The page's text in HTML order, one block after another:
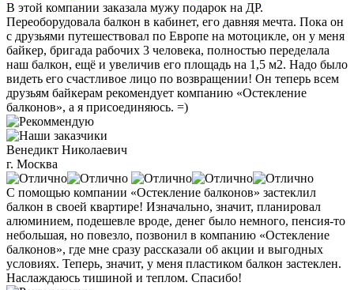
В этой компании заказала мужу подарок на ДР.
Переоборудовала балкон в кабинет, его давняя мечта. Пока он
с друзьями путешествовал по Европе на мотоцикле, он у меня
байкер, бригада рабочих 3 человека, полностью переделала
наш балкон, ещё и увеличив его площадь на 1,5 м2. Надо было
видеть его счастливое лицо по возвращении! Он теперь всем
друзьям байкерам рекомендует компанию «Остекление
балконов», а я присоединяюсь. =)
Венедикт Николаевич
г. Москва
С помощью компании «Остекление балконов» застеклил
балкон в своей квартире! Изначально, значит, планировал
алюминием, подешевле вроде, денег было немного, пенсия-то
небольшая, но повезло, позвонил в компанию «Остекление
балконов», где мне сразу рассказали об акции и выгодных
условиях. Теперь, значит, у меня пластиком балкон застеклен.
Наслаждаюсь тишиной и теплом. Спасибо!